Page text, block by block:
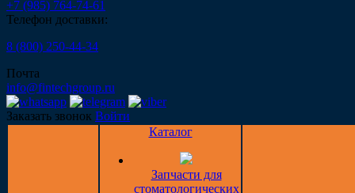
+7 (985) 764-74-61
Телефон доставки:
8 (800) 250-44-34
Почта
info@fintechgroup.ru
Заказать звонок Войти
Каталог
Запчасти для
стоматологических